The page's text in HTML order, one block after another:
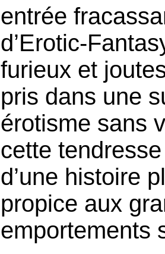
entrée
d’Erotic-
furieux et
pris dans une
érotisme sans
cette
d’une histoire
propice aux
emportements